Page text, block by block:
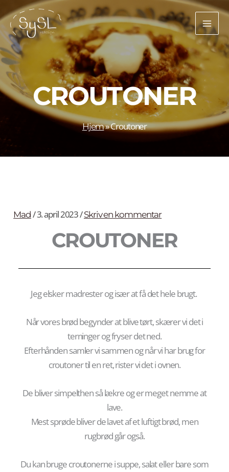
til
indholdet
CROUTONER
Hjem»Croutoner
Mad /3. april 2023/Skriv en kommentar
CROUTONER
Jeg elsker madrester og især at få det hele brugt.
Når vores brød begynder at blive tørt, skærer vi det i
terninger og fryser det ned.
Efterhånden samler vi sammen og når vi har brug for
croutoner til en ret, rister vi det i ovnen.
De bliver simpelthen så lækre og er meget nemme at
lave.
Mest sprøde bliver de lavet af et luftigt brød, men
rugbrød går også.
Du kan bruge croutonerne i suppe, salat eller bare som